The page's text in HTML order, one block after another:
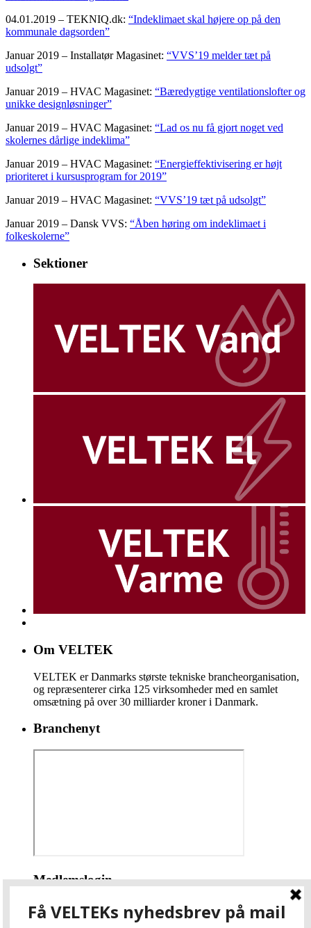
04.01.2019 – TEKNIQ.dk: “Indeklimaet skal højere op på den
kommunale dagsorden”
Januar 2019 – Installatør Magasinet: “VVS’19 melder tæt på
udsolgt”
Januar 2019 – HVAC Magasinet: “Bæredygtige ventilationslofter og
unikke designløsninger”
Januar 2019 – HVAC Magasinet: “Lad os nu få gjort noget ved
skolernes dårlige indeklima”
Januar 2019 – HVAC Magasinet: “Energieffektivisering er højt
prioriteret i kursusprogram for 2019”
Januar 2019 – HVAC Magasinet: “VVS’19 tæt på udsolgt”
Januar 2019 – Dansk VVS: “Åben høring om indeklimaet i
folkeskolerne”
Sektioner
Om VELTEK
VELTEK er Danmarks største tekniske brancheorganisation,
og repræsenterer cirka 125 virksomheder med en samlet
omsætning på over 30 milliarder kroner i Danmark.
Branchenyt
Medlemslogin
Brugernavn eller e-mail